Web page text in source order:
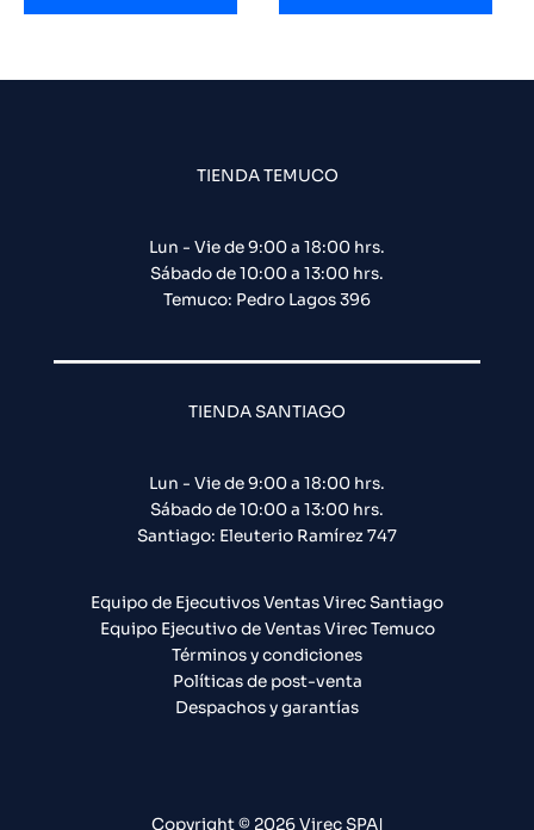
TIENDA TEMUCO
Lun - Vie de 9:00 a 18:00 hrs.
Sábado de 10:00 a 13:00 hrs.
Temuco: Pedro Lagos 396
TIENDA SANTIAGO
Lun - Vie de 9:00 a 18:00 hrs.
Sábado de 10:00 a 13:00 hrs.
Santiago: Eleuterio Ramírez 747​
Equipo de Ejecutivos Ventas Virec Santiago
Equipo Ejecutivo de Ventas Virec Temuco
Términos y condiciones
Políticas de post-venta
Despachos y garantías
Copyright © 2026 Virec SPA|